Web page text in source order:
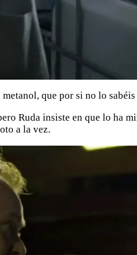
que por si no lo
Ruda insiste en que lo ha
a la vez.